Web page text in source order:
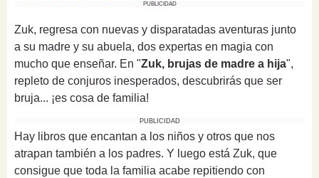
PUBLICIDAD
Zuk, regresa con nuevas y disparatadas aventuras junto
a su madre y su abuela, dos expertas en magia con
mucho que enseñar. En "Zuk, brujas de madre a hija",
repleto de conjuros inesperados, descubrirás que ser
bruja... ¡es cosa de familia!
PUBLICIDAD
Hay libros que encantan a los niños y otros que nos
atrapan también a los padres. Y luego está Zuk, que
consigue que toda la familia acabe repitiendo con